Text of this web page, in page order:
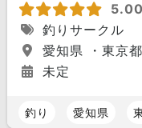
5.00
釣りサークル
愛知県 ・東京
未定
釣り 愛知県